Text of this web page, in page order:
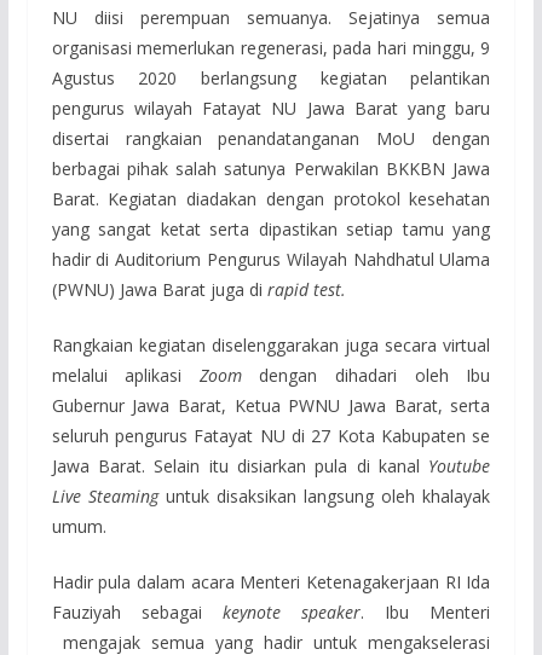
NU diisi perempuan semuanya. Sejatinya semua
organisasi memerlukan regenerasi, pada hari minggu, 9
Agustus 2020 berlangsung kegiatan pelantikan
pengurus wilayah Fatayat NU Jawa Barat yang baru
disertai rangkaian penandatanganan MoU dengan
berbagai pihak salah satunya Perwakilan BKKBN Jawa
Barat. Kegiatan diadakan dengan protokol kesehatan
yang sangat ketat serta dipastikan setiap tamu yang
hadir di Auditorium Pengurus Wilayah Nahdhatul Ulama
(PWNU) Jawa Barat juga di rapid test.
Rangkaian kegiatan diselenggarakan juga secara virtual
melalui aplikasi Zoomdengan dihadari oleh Ibu
Gubernur Jawa Barat, Ketua PWNU Jawa Barat, serta
seluruh pengurus Fatayat NU di 27 Kota Kabupaten se
Jawa Barat. Selain itu disiarkan pula di kanal Youtube
Live Steaminguntuk disaksikan langsung oleh khalayak
umum.
Hadir pula dalam acara Menteri Ketenagakerjaan RI Ida
Fauziyah sebagai keynote speaker. Ibu Menteri
mengajak semua yang hadir untuk mengakselerasi